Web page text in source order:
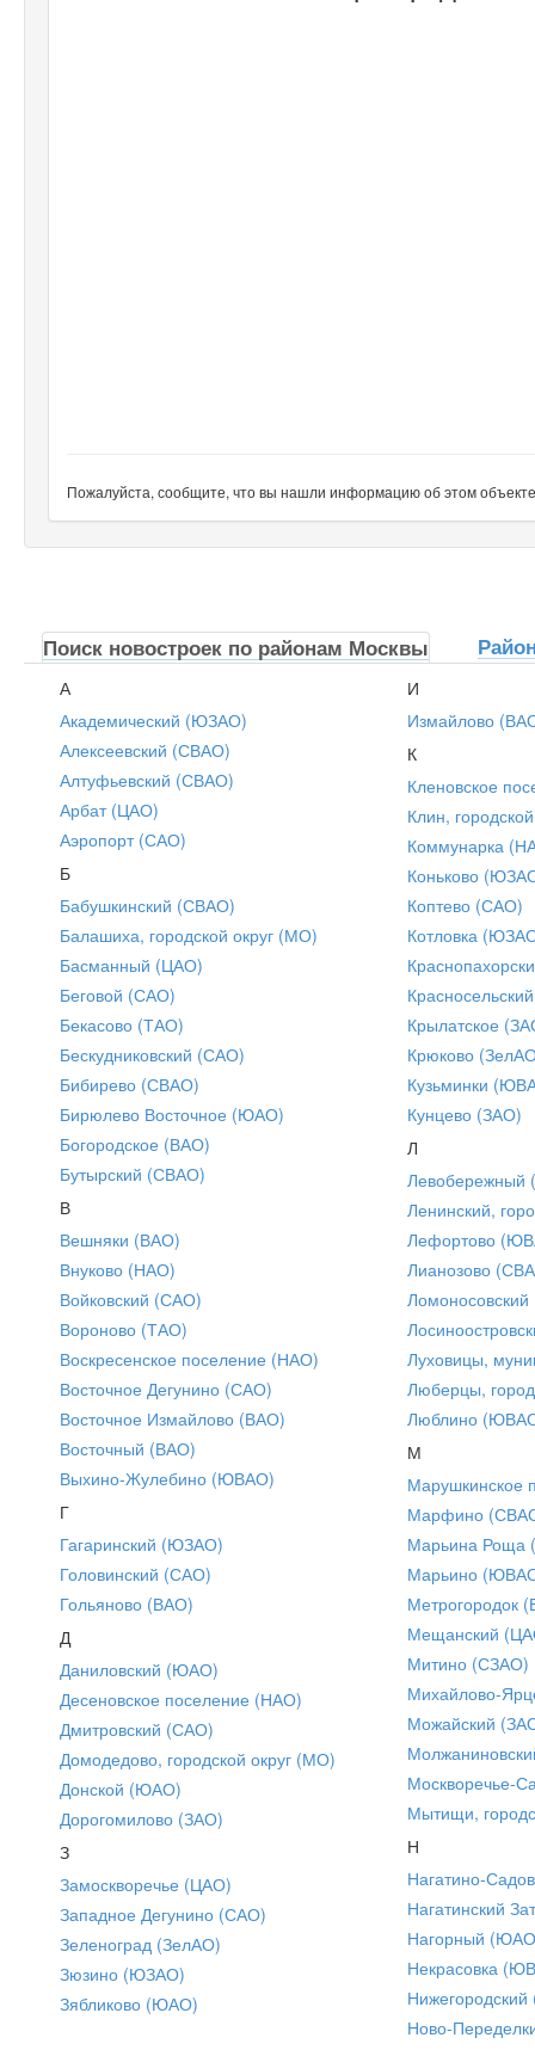
Пожалуйста, сообщите, что вы нашли информацию об этом
Поиск новостроек по районам Москвы
А
Академический (ЮЗАО)
Алексеевский (СВАО)
Алтуфьевский (СВАО)
Арбат (ЦАО)
Аэропорт (САО)
Б
Бабушкинский (СВАО)
Балашиха, городской округ (МО)
Басманный (ЦАО)
Беговой (САО)
Бекасово (ТАО)
Бескудниковский (САО)
Бибирево (СВАО)
Бирюлево Восточное (ЮАО)
Богородское (ВАО)
Бутырский (СВАО)
В
Вешняки (ВАО)
Внуково (НАО)
Войковский (САО)
Вороново (ТАО)
Воскресенское поселение (НАО)
Восточное Дегунино (САО)
Восточное Измайлово (ВАО)
Восточный (ВАО)
Выхино-Жулебино (ЮВАО)
Г
Гагаринский (ЮЗАО)
Головинский (САО)
Гольяново (ВАО)
Д
Даниловский (ЮАО)
Десеновское поселение (НАО)
Дмитровский (САО)
Домодедово, городской округ (МО)
Донской (ЮАО)
Дорогомилово (ЗАО)
З
Замоскворечье (ЦАО)
Западное Дегунино (САО)
Зеленоград (ЗелАО)
Зюзино (ЮЗАО)
Зябликово (ЮАО)
И
Измайлово
К
Кленовское
Клин,
Коммунарка
Коньково
Коптево (САО)
Котловка
Крылатское
Крюково
Кузьминки
Кунцево (ЗАО)
Л
Ленинский,
Лефортово
Лианозово
Луховицы,
Люберцы,
Люблино
М
Марушкинское
Марфино
Марьина Роща
Марьино
Метрогородок
Мещанский
Митино (СЗАО)
Михайлово-
Можайский
Москворечье-
Мытищи,
Н
Нагатино-
Нагатинский
Нагорный
Некрасовка
Ново-